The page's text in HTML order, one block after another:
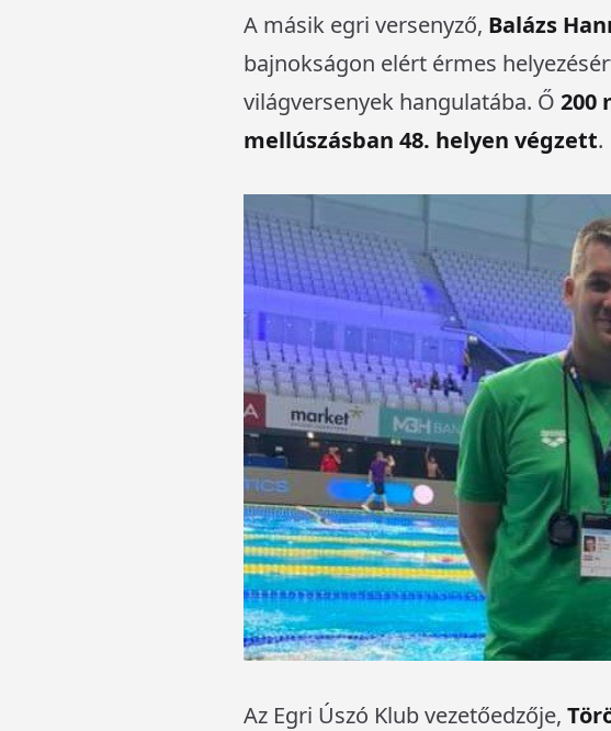
A másik egri versenyző, Balázs
bajnokságon elért érmes
világversenyek hangulatába. Ő 200
mellúszásban 48. helyen végzett.
Az Egri Úszó Klub vezetőedzője,